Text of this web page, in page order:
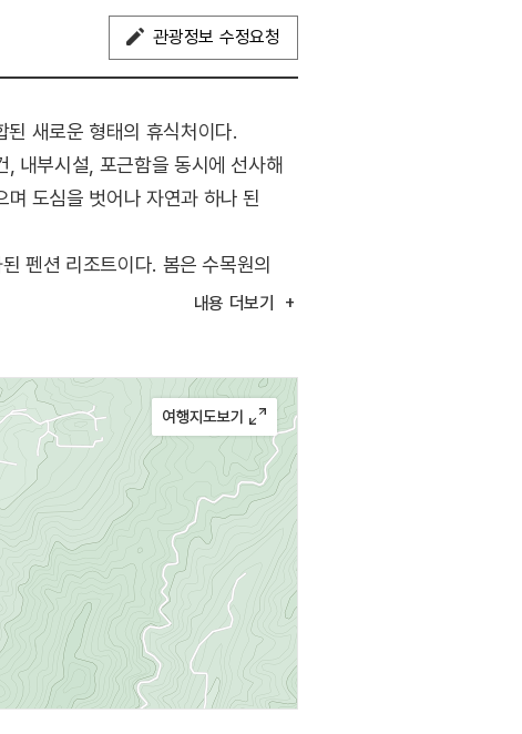
관광정보 수정요청
새로운 형태의 휴식처이다.
내부시설, 포근함을 동시에 선사해
도심을 벗어나 자연과 하나 된
펜션 리조트이다. 봄은 수목원의
둘러싸인 산속에서 펼쳐지는
내용 더보기